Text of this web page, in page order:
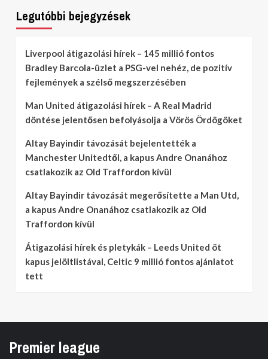
Legutóbbi bejegyzések
Liverpool átigazolási hírek – 145 millió fontos
Bradley Barcola-üzlet a PSG-vel nehéz, de pozitív
fejlemények a szélső megszerzésében
Man United átigazolási hírek – A Real Madrid
döntése jelentősen befolyásolja a Vörös Ördögöket
Altay Bayindir távozását bejelentették a
Manchester Unitedtől, a kapus Andre Onanához
csatlakozik az Old Traffordon kívül
Altay Bayindir távozását megerősítette a Man Utd,
a kapus Andre Onanához csatlakozik az Old
Traffordon kívül
Átigazolási hírek és pletykák – Leeds United öt
kapus jelöltlistával, Celtic 9 millió fontos ajánlatot
tett
Premier league